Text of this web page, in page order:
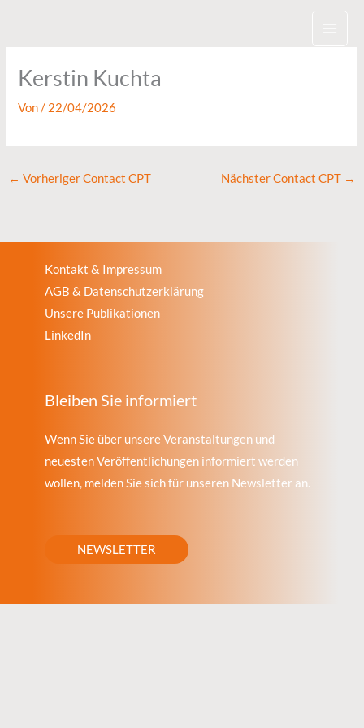
Kerstin Kuchta
Von/ 22/04/2026
← Vorheriger Contact CPT Nächster Contact CPT →
Kontakt & Impressum
AGB & Datenschutzerklärung
Unsere Publikationen
LinkedIn
Bleiben Sie informiert
Wenn Sie über unsere Veranstaltungen und
neuesten Veröffentlichungen informiert werden
wollen, melden Sie sich für unseren Newsletter an.
NEWSLETTER